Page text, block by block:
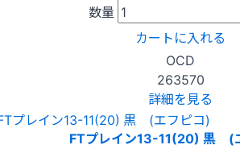
数量
カートに入れる
OCD
263570
詳細を見る
FTプレイン13-11(20) 黒 (